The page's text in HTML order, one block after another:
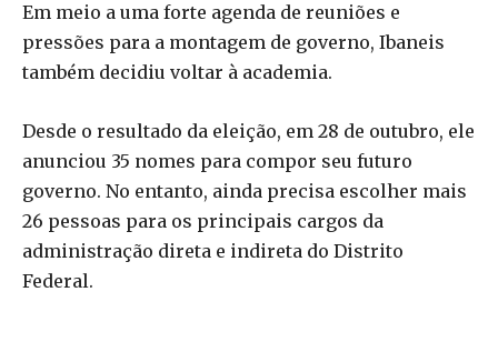
Em meio a uma forte agenda de reuniões e
pressões para a montagem de governo, Ibaneis
também decidiu voltar à academia.
Desde o resultado da eleição, em 28 de outubro, ele
anunciou 35 nomes para compor seu futuro
governo. No entanto, ainda precisa escolher mais
26 pessoas para os principais cargos da
administração direta e indireta do Distrito
Federal.